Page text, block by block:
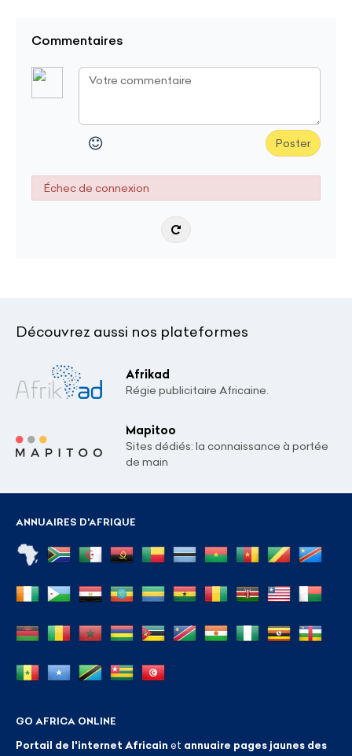
Commentaires
Poster
Échec de connexion
Découvrez aussi nos plateformes
Afrikad
Régie publicitaire Africaine.
Mapitoo
Sites dédiés: la connaissance à portée
de main
ANNUAIRES D'AFRIQUE
GO AFRICA ONLINE
Portail de l'internet Africain et annuaire pages jaunes des